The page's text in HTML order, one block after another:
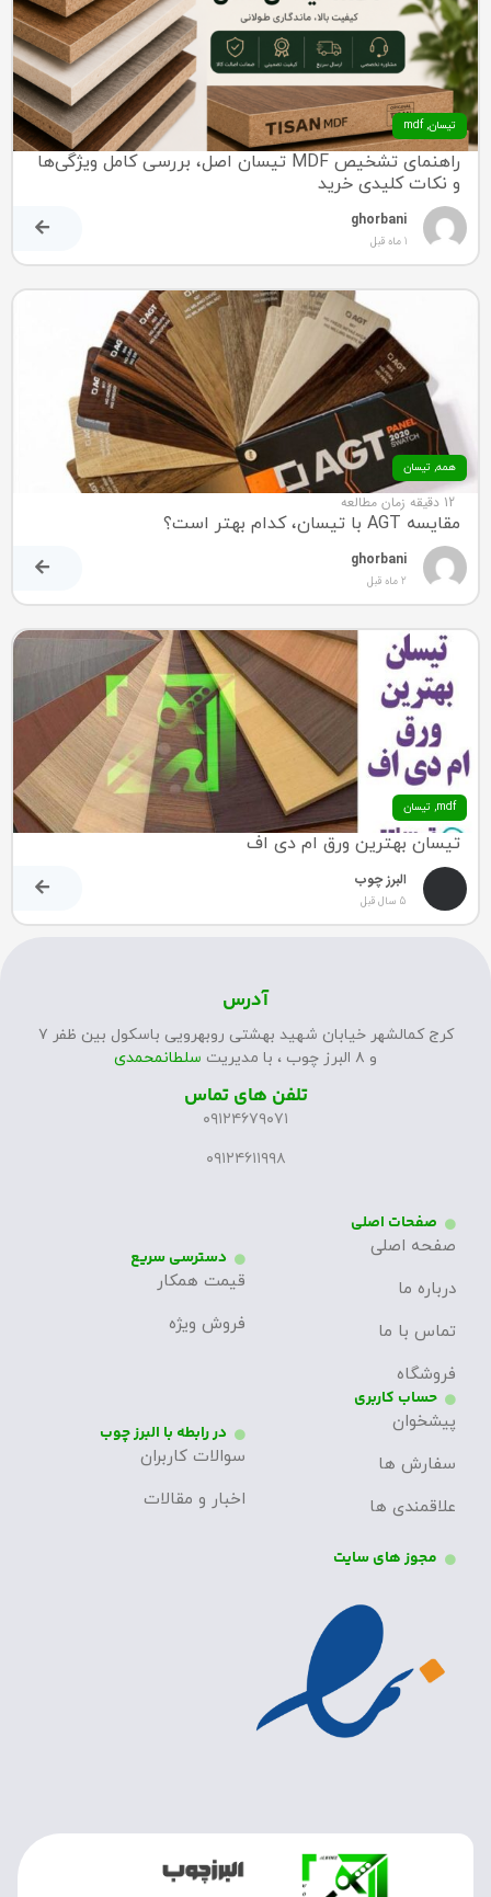
تیسان,
mdf
راهنمای تشخیص MDF تیسان اصل، بررسی کامل ویژگی‌ها
و نکات کلیدی خرید
ghorbani
1 ماه قبل
همه, تیسان
12 دقیقه زمان مطالعه
مقایسه AGT با تیسان، کدام بهتر است؟
ghorbani
2 ماه قبل
mdf
, تیسان
تیسان بهترین ورق ام دی اف
البرز چوب
5 سال قبل
آدرس
کرج کمالشهر خیابان شهید بهشتی روبهرویی باسکول بین ظفر ۷
و ۸ البرز چوب ، با مدیریت
سلطانمحمدی
تلفن های تماس
۰۹۱۲۴۶۷۹۰۷۱
۰۹۱۲۴۶۱۱۹۹۸
صفحات اصلی
صفحه اصلی
درباره ما
تماس با ما
فروشگاه
دسترسی سریع
قیمت همکار
فروش ویژه
حساب کاربری
پیشخوان
سفارش ها
علاقمندی ها
در رابطه با البرز چوب
سوالات کاربران
اخبار و مقالات
مجوز های سایت